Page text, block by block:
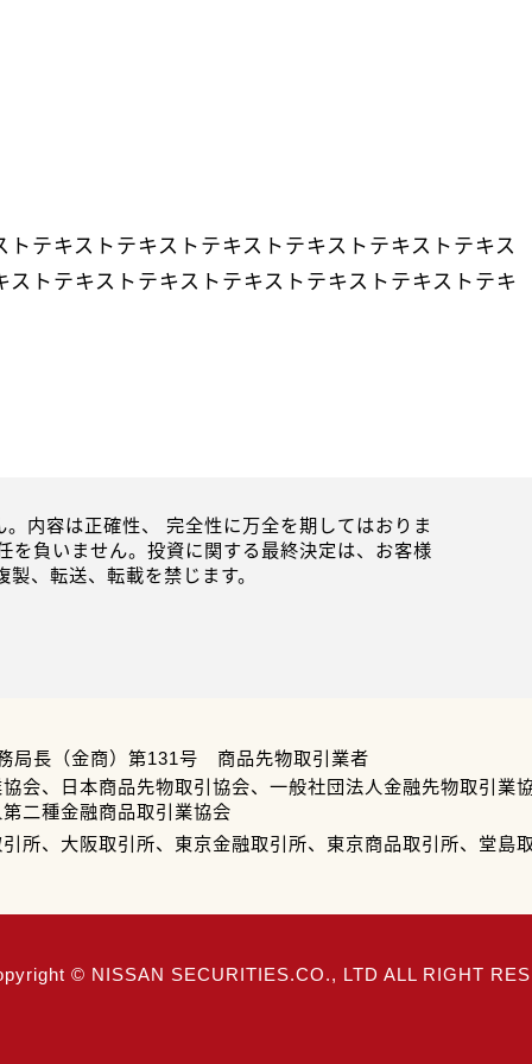
テキストテキストテキストテキストテキストテキス
トテキストテキストテキストテキストテキストテキ
内容は正確性、 完全性に万全を期してはおりま
を負いません。投資に関する最終決定は、お客様
、転送、転載を禁じます。
局長（金商）第131号 商品先物取引業者
協会、日本商品先物取引協会、一般社団法人金融先物取引業
二種金融商品取引業協会
所、大阪取引所、東京金融取引所、東京商品取引所、堂島
© NISSAN SECURITIES.CO., LTD ALL RIGHT